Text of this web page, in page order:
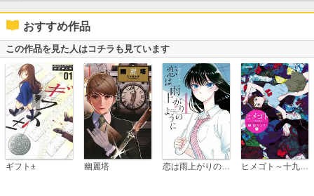
おすすめ作品
この作品を見た人はコチラも見ています
ギフト± 幽麗塔 ヒメゴト～十九歳の制服～